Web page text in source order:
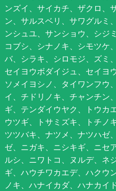
ンズイ、サイカチ、ザクロ、
ン、サルスベリ、サワグルミ
ンシュユ、サンショウ、シジ
コブシ、シナノキ、シモツケ
バ、シラキ、シロモジ、ズミ
セイヨウボダイジュ、セイヨ
ソメイヨシノ、タイワンフウ
イ、チドリノキ、チャンチン
ギ、テンダイウヤク、トウカ
ウツギ、トサミズキ、トチノ
ツツバキ、ナツメ、ナツハゼ
ゼ、ニガキ、ニシキギ、ニセ
ルシ、ニワトコ、ヌルデ、ネ
ギ、ハウチワカエデ、ハクウ
ノキ、ハナイカダ、ハナカイ